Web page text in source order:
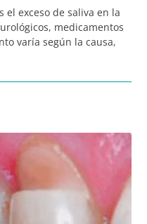
el exceso de saliva en la
medicamentos
varía según la causa,